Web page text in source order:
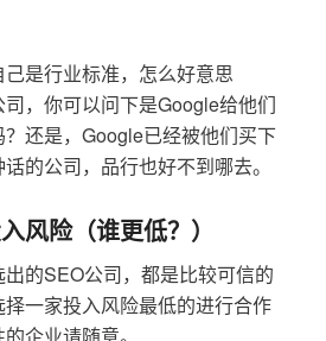
是行业标准，怎么好意思
，你可以问下是Google给他们
还是，Google已经被他们买下
的公司，品行也好不到哪去。
风险（谁更低？）
的SEO公司，都是比较可信的
一家投入风险最低的进行合作